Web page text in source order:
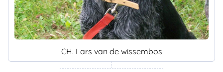
CH. Lars van de wissembos